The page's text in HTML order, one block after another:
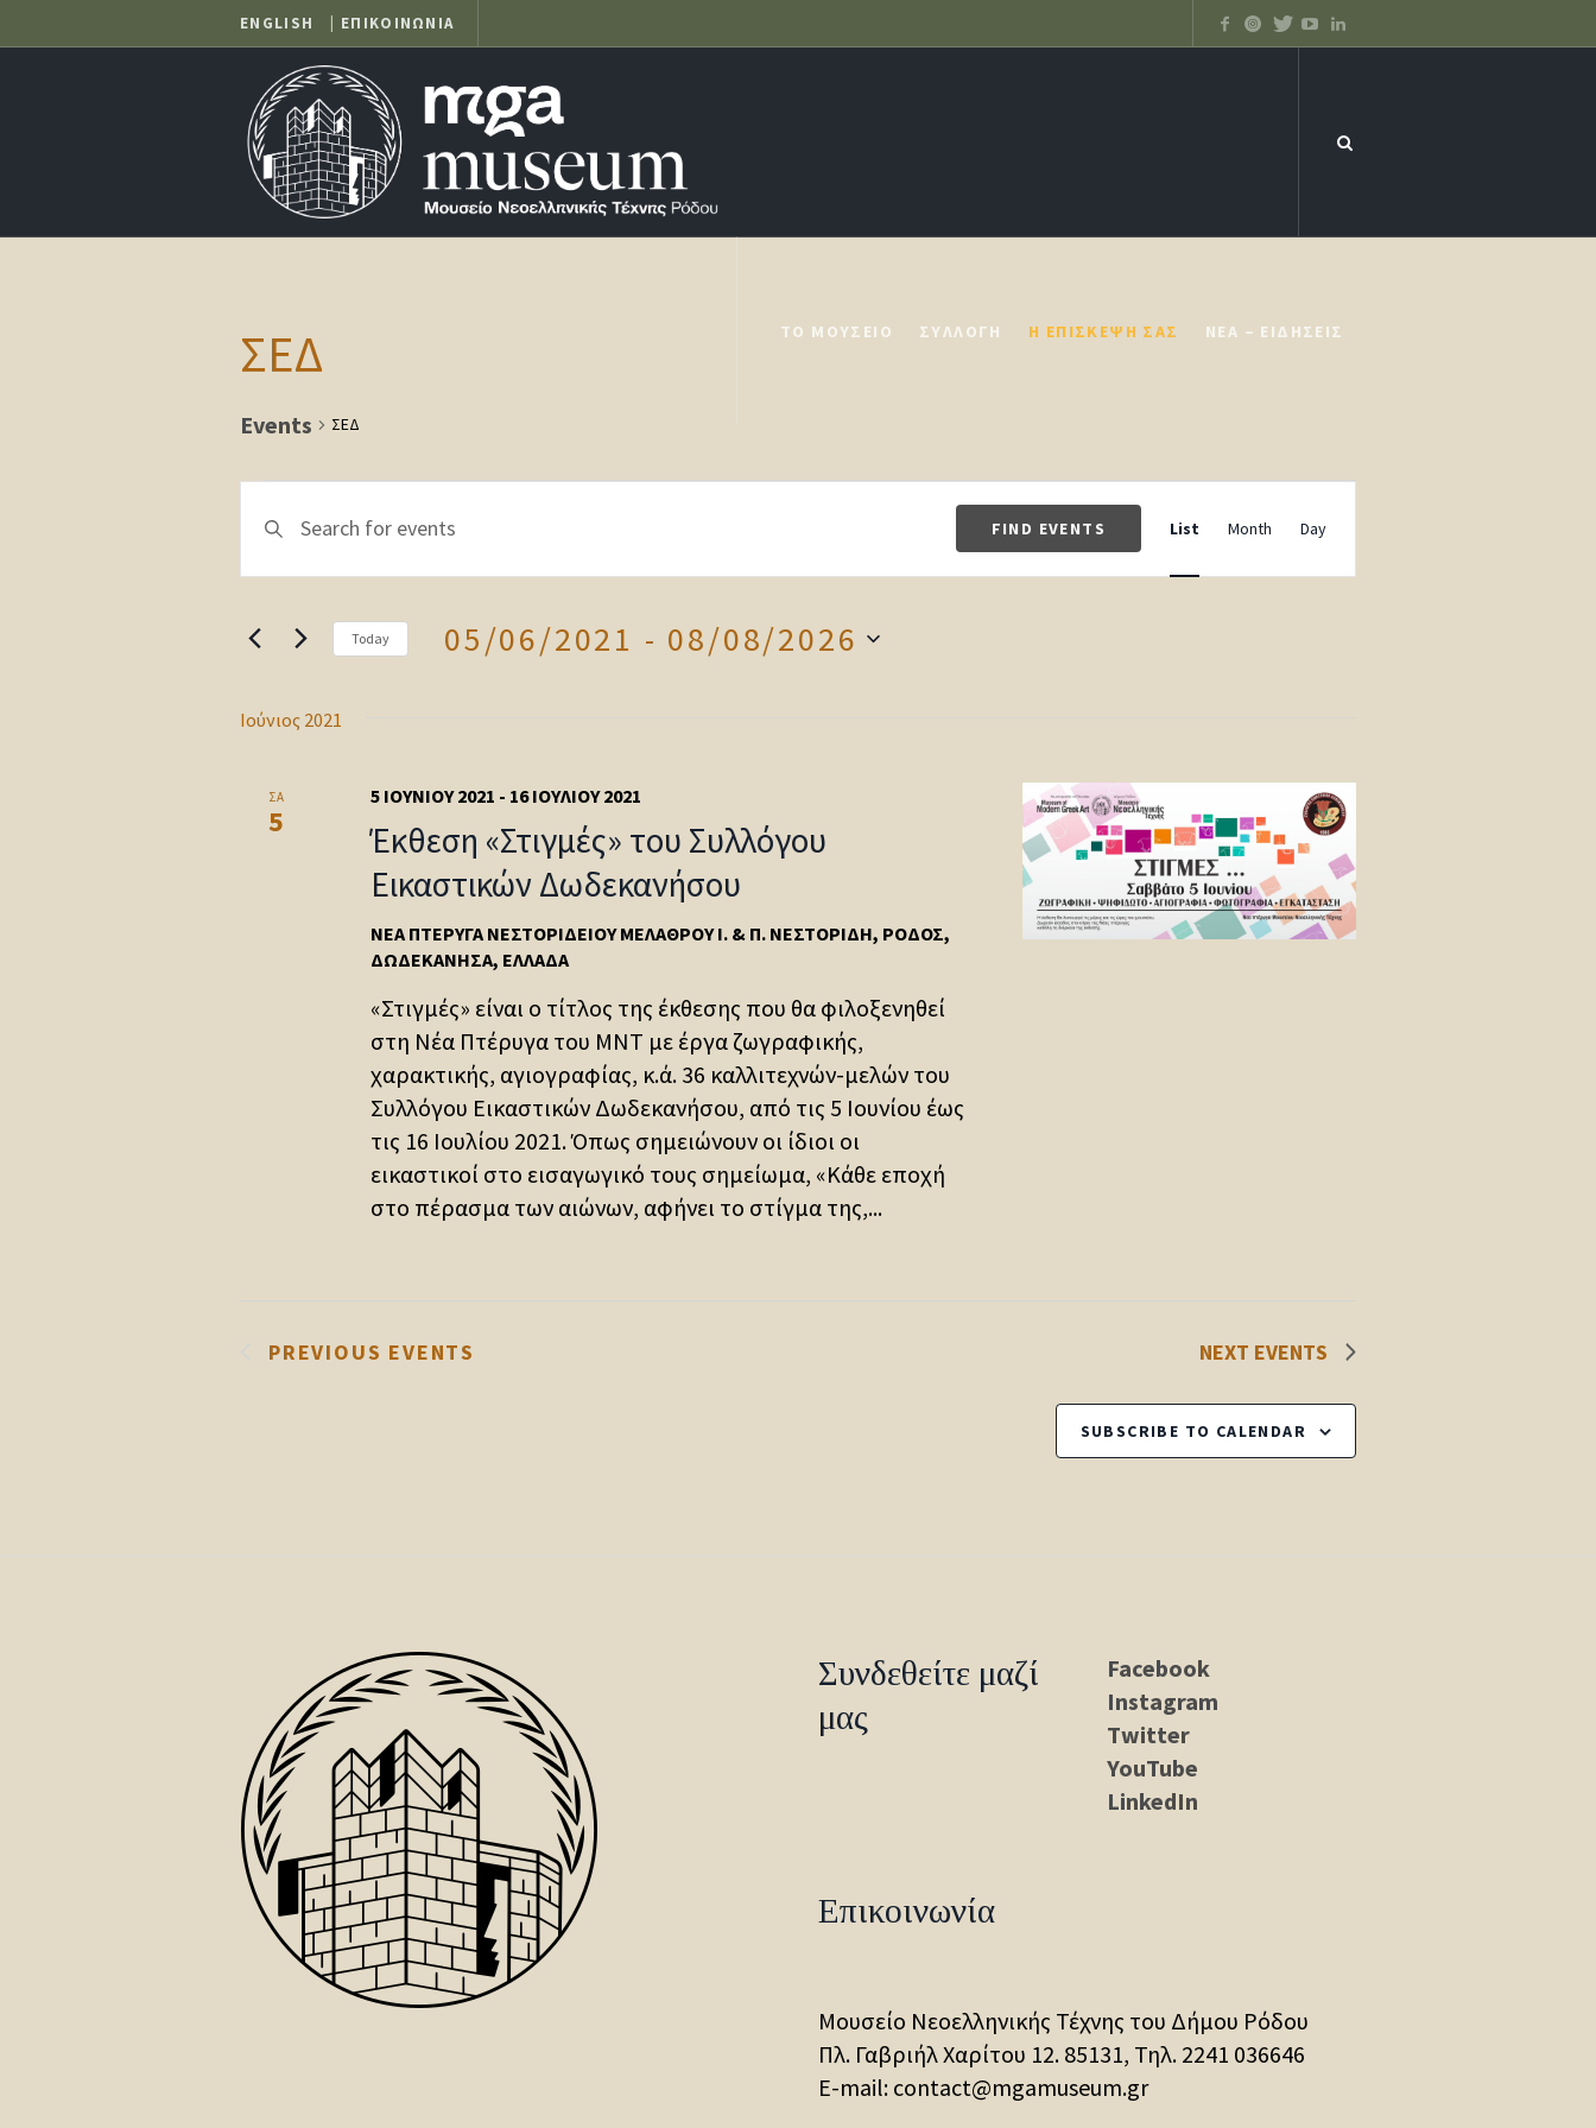
ENGLISH ΕΠΙΚΟΙΝΩΝΙΑ
ΤΟ ΜΟΥΣΕΊΟ ΣΥΛΛΟΓΉ Η ΕΠΊΣΚΕΨΉ ΣΑΣ ΝΈΑ – ΕΙΔΉΣΕΙΣ
ΣΕΔ
Events ΣΕΔ
Search
and
Views
Keyword.
Search
Events
Keyword.
FIND EVENTS
Views
List Month Day
Today 05/06/2021 - 08/08/2026
Ιούνιος 2021
ΣΑ
5
Έκθεση «Στιγμές» του Συλλόγου
Εικαστικών Δωδεκανήσου
5 ΙΟΥΝΊΟΥ 2021 - 16 ΙΟΥΛΊΟΥ 2021
ΝΈΑ ΠΤΈΡΥΓΑ ΝΕΣΤΟΡΙΔΕΊΟΥ ΜΕΛΆΘΡΟΥΙ. & Π. ΝΕΣΤΟΡΊΔΗ, ΡΌΔΟΣ,
ΔΩΔΕΚΆΝΗΣΑ, ΕΛΛΆΔΑ
«Στιγμές» είναι ο τίτλος της έκθεσης που θα φιλοξενηθεί
στη Νέα Πτέρυγα του ΜΝΤ με έργα ζωγραφικής,
χαρακτικής, αγιογραφίας, κ.ά. 36 καλλιτεχνών-μελών του
Συλλόγου Εικαστικών Δωδεκανήσου, από τις 5 Ιουνίου έως
τις 16 Ιουλίου 2021. Όπως σημειώνουν οι ίδιοι οι
εικαστικοί στο εισαγωγικό τους σημείωμα, «Κάθε εποχή
στο πέρασμα των αιώνων, αφήνει το στίγμα της,...
PREVIOUS EVENTS NEXT EVENTS
SUBSCRIBE TO CALENDAR
Συνδεθείτε μαζί
μας
Facebook
Instagram
Twitter
YouTube
LinkedIn
Επικοινωνία
Μουσείο Νεοελληνικής Τέχνης του Δήμου Ρόδου
Πλ. Γαβριήλ Χαρίτου 12. 85131, Τηλ. 2241 036646
E-mail: contact@mgamuseum.gr